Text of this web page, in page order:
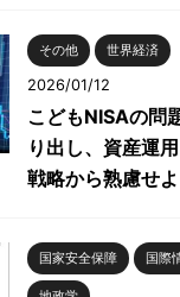
その他 世界経済
2026/01/12
こどもNISAの問
り出し、資産運
戦略から熟慮せよ
国家安全保障 国際